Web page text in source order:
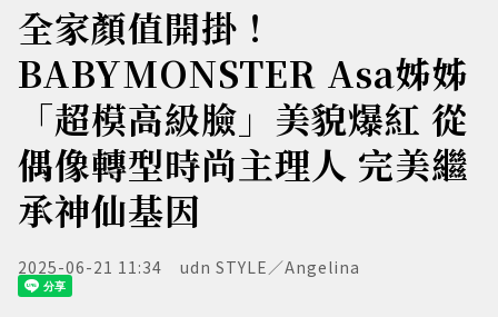
全家顏值開掛！
BABYMONSTER Asa姊姊
「超模高級臉」美貌爆紅 從
偶像轉型時尚主理人 完美繼
承神仙基因
2025-06-21 11:34 udn STYLE／Angelina